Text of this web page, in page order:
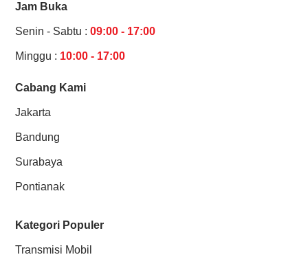
Jam Buka
Senin - Sabtu :09:00 - 17:00
Minggu : 10:00 - 17:00
Cabang Kami
Jakarta
Bandung
Surabaya
Pontianak
Kategori Populer
Transmisi Mobil